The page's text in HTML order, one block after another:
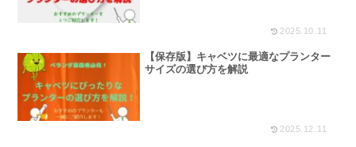
2025.10.11
【保存版】キャベツに最適なプランター
サイズの選び方を解説
2025.12.11